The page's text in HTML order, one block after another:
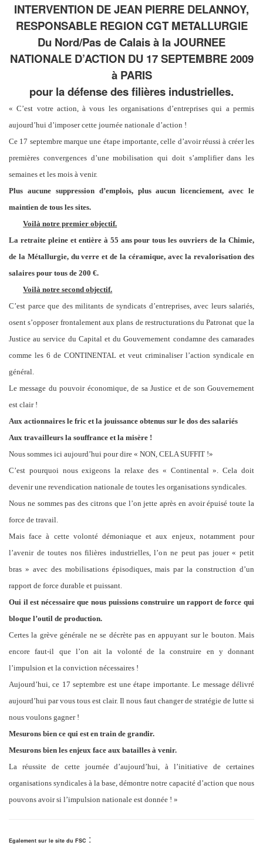
INTERVENTION DE JEAN PIERRE DELANNOY,
RESPONSABLE REGION CGT METALLURGIE
Du Nord/Pas de Calais à la JOURNEE
NATIONALE D’ACTION DU 17 SEPTEMBRE 2009
à PARIS
pour la défense des filières industrielles.
« C’est votre action, à vous les organisations d’entreprises qui a permis
aujourd’hui d’imposer cette journée nationale d’action !
Ce 17 septembre marque une étape importante, celle d’avoir réussi à créer les
premières convergences d’une mobilisation qui doit s’amplifier dans les
semaines et les mois à venir.
Plus aucune suppression d’emplois, plus aucun licenciement, avec le
maintien de tous les sites.
Voilà notre premier objectif.
La retraite pleine et entière à 55 ans pour tous les ouvriers de la Chimie,
de la Métallurgie, du verre et de la céramique, avec la revalorisation des
salaires pour tous de 200 €.
Voilà notre second objectif.
C’est parce que des militants de syndicats d’entreprises, avec leurs salariés,
osent s’opposer frontalement aux plans de restructurations du Patronat que la
Justice au service du Capital et du Gouvernement condamne des camarades
comme les 6 de CONTINENTAL et veut criminaliser l’action syndicale en
général.
Le message du pouvoir économique, de sa Justice et de son Gouvernement
est clair !
Aux actionnaires le fric et la jouissance obtenus sur le dos des salariés
Aux travailleurs la souffrance et la misère !
Nous sommes ici aujourd’hui pour dire « NON, CELA SUFFIT !»
C’est pourquoi nous exigeons la relaxe des « Continental ». Cela doit
devenir une revendication nationale de toutes les organisations syndicales.
Nous ne sommes pas des citrons que l’on jette après en avoir épuisé toute la
force de travail.
Mais face à cette volonté démoniaque et aux enjeux, notamment pour
l’avenir de toutes nos filières industrielles, l’on ne peut pas jouer « petit
bras » avec des mobilisations épisodiques, mais par la construction d’un
rapport de force durable et puissant.
Oui il est nécessaire que nous puissions construire un rapport de force qui
bloque l’outil de production.
Certes la grève générale ne se décrète pas en appuyant sur le bouton. Mais
encore faut-il que l’on ait la volonté de la construire en y donnant
l’impulsion et la conviction nécessaires !
Aujourd’hui, ce 17 septembre est une étape importante. Le message délivré
aujourd’hui par vous tous est clair. Il nous faut changer de stratégie de lutte si
nous voulons gagner !
Mesurons bien ce qui est en train de grandir.
Mesurons bien les enjeux face aux batailles à venir.
La réussite de cette journée d’aujourd’hui, à l’initiative de certaines
organisations syndicales à la base, démontre notre capacité d’action que nous
pouvons avoir si l’impulsion nationale est donnée ! »
Egalement sur le site du FSC :